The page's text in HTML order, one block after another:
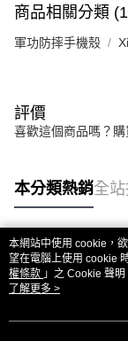
商品相關分類
軍功防摔手機殼
評價
喜歡這個商品嗎？
本分類熱銷全
熱門標籤
本網站中使用 cookie，
望在電腦上使用 cookie
權條款 」之 Cookie 聲
用條款之 Cookie 聲明使
了解更多 >